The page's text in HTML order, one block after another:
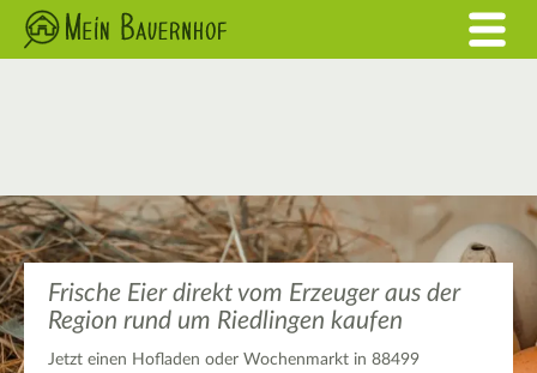
Frische Eier direkt vom Erzeuger aus der
Region rund um Riedlingen kaufen
Jetzt einen Hofladen oder Wochenmarkt in 88499